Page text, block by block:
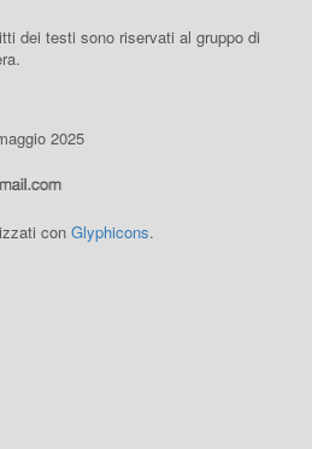
dei testi sono riservati al gruppo di
2025
conGlyphicons.